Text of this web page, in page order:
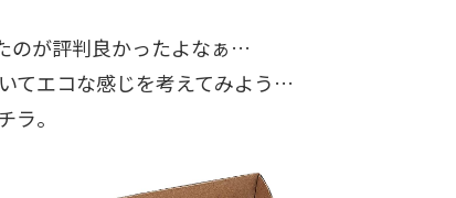
のが評判良かったよなぁ…
てエコな感じを考えてみよう…
ラ。